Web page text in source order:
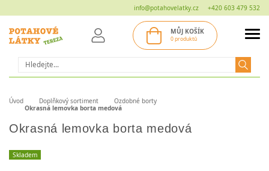
info@potahovelatky.cz +420 603 479 532
Hledat
MŮJ KOŠÍK
0 produktů
Úvod Doplňkový sortiment
Ozdobné borty
Okrasná lemovka borta medová
Okrasná lemovka borta medová
Skladem